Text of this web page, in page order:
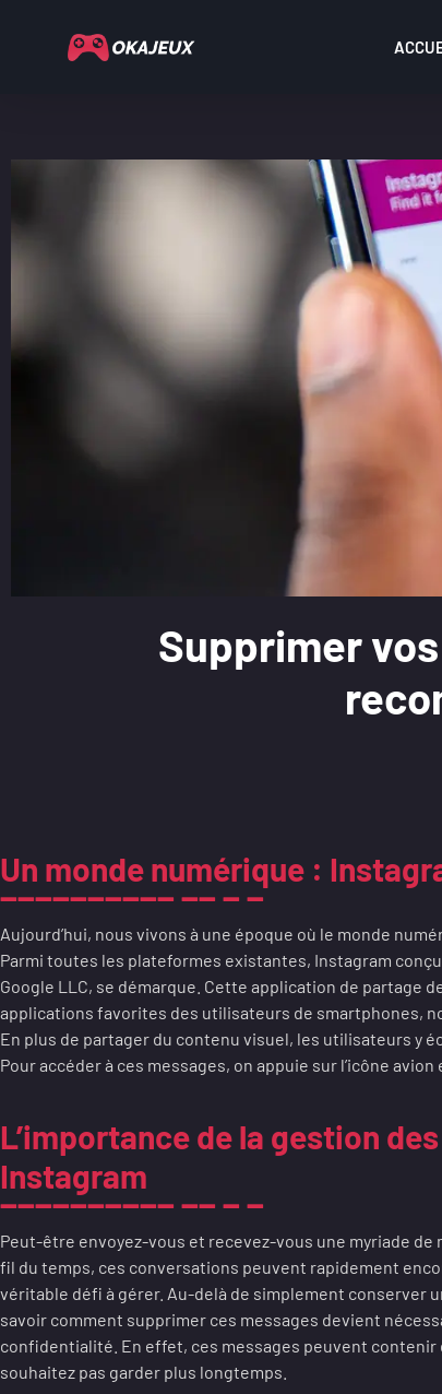
Supprimer
Un monde numérique :
Aujourd’hui, nous vivons à une époque où le monde
Parmi toutes les plateformes existantes, Instagram
Google LLC, se démarque. Cette application de partage
applications favorites des utilisateurs de smartphones,
En plus de partager du contenu visuel, les utilisateurs y
Pour accéder à ces messages, on appuie sur l’icône
L’importance de la gestion
Instagram
Peut-être envoyez-vous et recevez-vous une myriade de
fil du temps, ces conversations peuvent rapidement
véritable défi à gérer. Au-delà de simplement conserver
savoir comment supprimer ces messages devient
confidentialité. En effet, ces messages peuvent
souhaitez pas garder plus longtemps.